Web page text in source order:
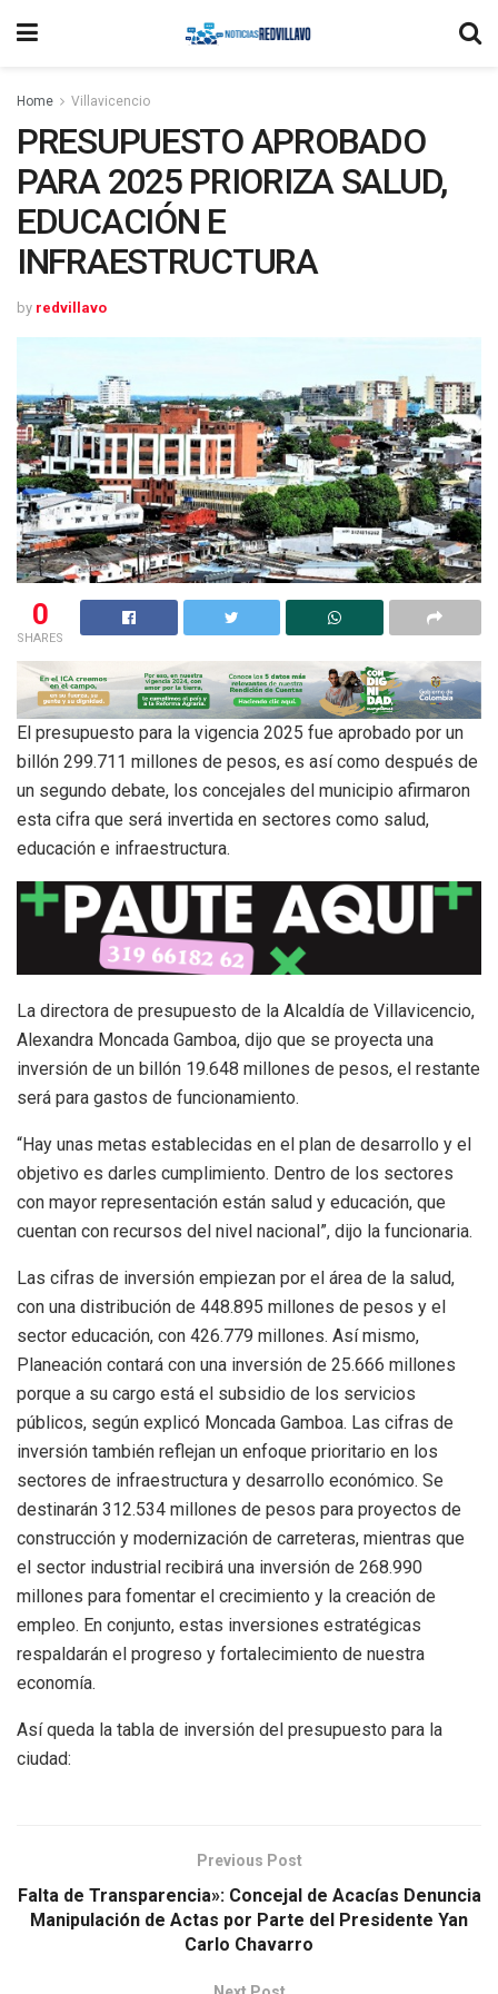
Home Villavicencio
PRESUPUESTO APROBADO
PARA 2025 PRIORIZA SALUD,
EDUCACIÓN E
INFRAESTRUCTURA
by redvillavo
0
SHARES
El presupuesto para la vigencia 2025 fue aprobado por un
billón 299.711 millones de pesos, es así como después de
un segundo debate, los concejales del municipio afirmaron
esta cifra que será invertida en sectores como salud,
educación e infraestructura.
La directora de presupuesto de la Alcaldía de Villavicencio,
Alexandra Moncada Gamboa, dijo que se proyecta una
inversión de un billón 19.648 millones de pesos, el restante
será para gastos de funcionamiento.
“Hay unas metas establecidas en el plan de desarrollo y el
objetivo es darles cumplimiento. Dentro de los sectores
con mayor representación están salud y educación, que
cuentan con recursos del nivel nacional”, dijo la funcionaria.
Las cifras de inversión empiezan por el área de la salud,
con una distribución de 448.895 millones de pesos y el
sector educación, con 426.779 millones. Así mismo,
Planeación contará con una inversión de 25.666 millones
porque a su cargo está el subsidio de los servicios
públicos, según explicó Moncada Gamboa. Las cifras de
inversión también reflejan un enfoque prioritario en los
sectores de infraestructura y desarrollo económico. Se
destinarán 312.534 millones de pesos para proyectos de
construcción y modernización de carreteras, mientras que
el sector industrial recibirá una inversión de 268.990
millones para fomentar el crecimiento y la creación de
empleo. En conjunto, estas inversiones estratégicas
respaldarán el progreso y fortalecimiento de nuestra
economía.
Así queda la tabla de inversión del presupuesto para la
ciudad:
Previous Post
Falta de Transparencia»: Concejal de Acacías Denuncia
Manipulación de Actas por Parte del Presidente Yan
Carlo Chavarro